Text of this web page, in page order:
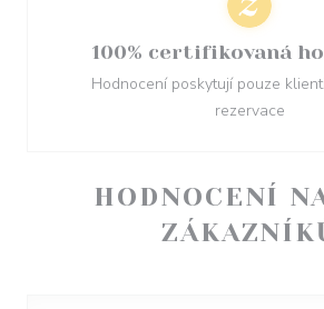
HODNOCENÍ
100% certifikovaná
Hodnocení poskytují pouze
rezervace